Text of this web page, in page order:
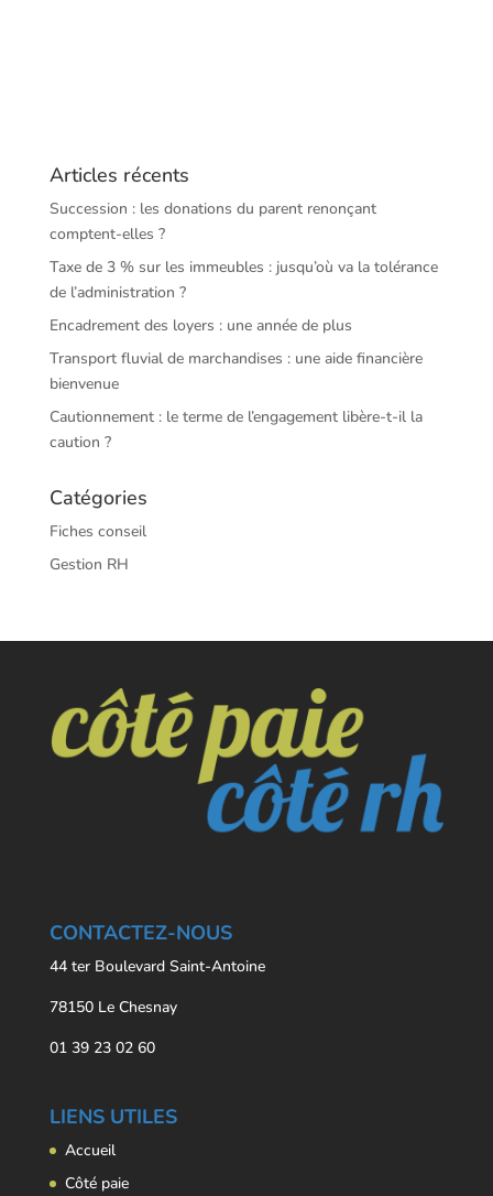
Articles récents
Succession : les donations du parent renonçant
comptent-elles ?
Taxe de 3 % sur les immeubles : jusqu’où va la tolérance
de l’administration ?
Encadrement des loyers : une année de plus
Transport fluvial de marchandises : une aide financière
bienvenue
Cautionnement : le terme de l’engagement libère-t-il la
caution ?
Catégories
Fiches conseil
Gestion RH
CONTACTEZ-NOUS
44 ter Boulevard Saint-Antoine
78150 Le Chesnay
01 39 23 02 60
LIENS UTILES
Accueil
Côté paie